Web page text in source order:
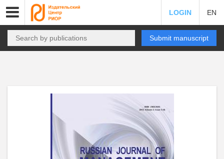
LOGIN EN
Submit manuscript